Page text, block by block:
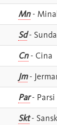
Mn-
Sd- Sunda
Cn- Cina
Jm-
Par- Parsi
Skt-